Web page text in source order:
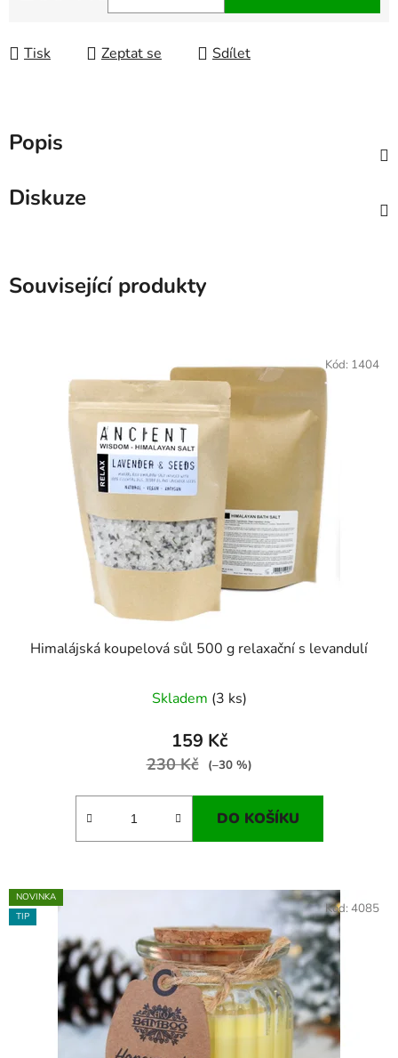
Tisk Zeptat se Sdílet
Popis
Diskuze
Související produkty
Himalájská koupelová sůl 500 g relaxační s levandulí
Skladem (3 ks)
159 Kč
230 Kč (–30 %)
DO KOŠÍKU
Kód: 1404
NOVINKA
TIP
Kód: 4085